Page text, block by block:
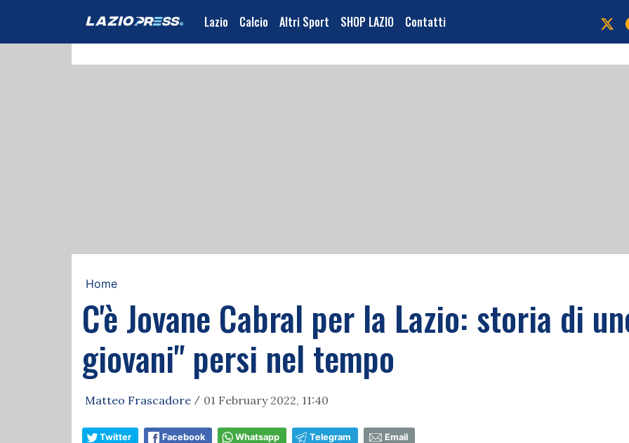
Lazio Calcio Altri Sport SHOP LAZIO Contatti
Home
C'è Jovane Cabral per la Lazio: storia di
giovani" persi nel tempo
Matteo Frascadore / 01 February 2022, 11:40
Twitter Facebook Whatsapp Telegram Email